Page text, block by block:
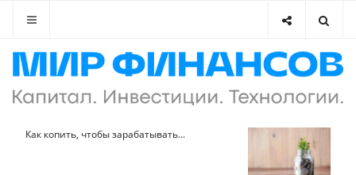
Как копить, чтобы зарабатывать...